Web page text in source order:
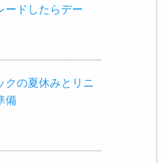
ードしたらデー
クの夏休みとリニ
備